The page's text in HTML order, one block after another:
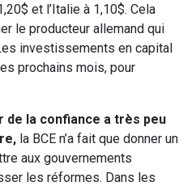
et l’Italie à 1,10$. Cela
le producteur allemand qui
investissements en capital
prochains mois, pour
de la confiance a très peu
la BCE n’a fait que donner un
aux gouvernements
les réformes. Dans les